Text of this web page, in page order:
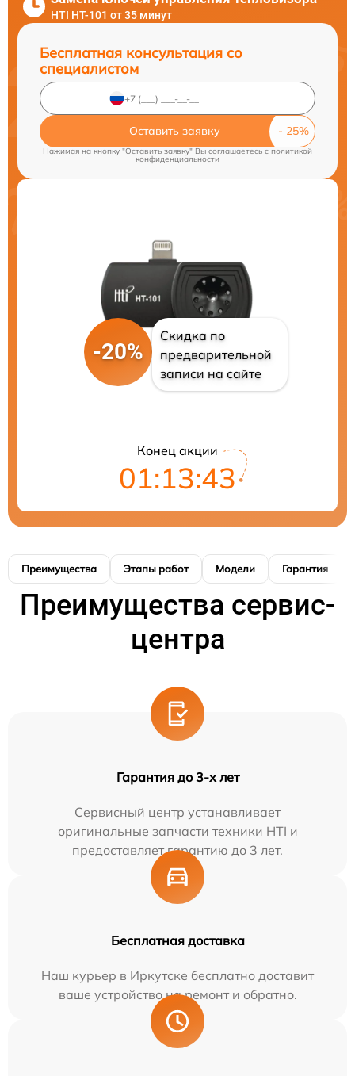
HTI HT-101 от 35 минут
Бесплатная консультация со
специалистом
Оставить заявку
Нажимая на кнопку "Оставить заявку" Вы соглашаетесь cполитикой
конфиденциальности
-20%
Скидка по
предварительной
записи на сайте
Конец акции
01:13:42
Преимущества Этапы работ Модели Гарантия
Преимущества сервис-
центра
Гарантия до 3-х лет
Сервисный центр устанавливает
оригинальные запчасти техники HTI и
предоставляет гарантию до 3 лет.
Бесплатная доставка
Наш курьер в Иркутске бесплатно доставит
ваше устройство на ремонт и обратно.